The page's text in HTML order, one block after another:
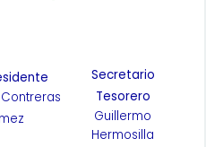
Secretario
Tesorero
Guillermo
Hermosilla